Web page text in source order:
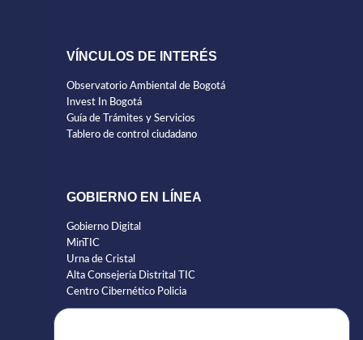
VÍNCULOS DE INTERÉS
Observatorio Ambiental de Bogotá
Invest In Bogotá
Guía de Trámites y Servicios
Tablero de control ciudadano
GOBIERNO EN LÍNEA
Gobierno Digital
MinTIC
Urna de Cristal
Alta Consejería Distrital TIC
Centro Cibernético Policia